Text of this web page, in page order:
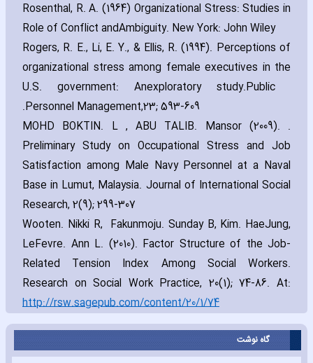
Rosenthal‚ R. A. (1964) Organizational Stress: Studies in
Role of Conflict and
Ambiguity. New York: John Wiley
Rogers‚ R. E.‚ Li‚ E. Y.‚ & Ellis‚ R. (1994). Perceptions of
organizational stress among female ex‎ecutives in the
U.S. government: Anexploratory study.Public
Personnel Management‚23; 593-609.
MOHD BOKTI. N. L ‚ ABU TALIB. Mansor (2009).
Preliminary Study on Occupational Stress and Job
Satisfaction among Male Navy Personnel at a Naval
Base in Lumut‚ Malaysia. Journal of International Social
Research‚ 2(9); 299-307
Wooten. Nikki R‚ Fakunmoju. Sunday B‚ Kim. HaeJung‚
LeFevre. Ann L. (2010). Factor Structure of the Job-
Related Tension Index Among Social Workers.
Research on Social Work Practice‚ 20(1); 74-86. At:
http://rsw.sagepub.com/content/20/1/74
گاه نوشت